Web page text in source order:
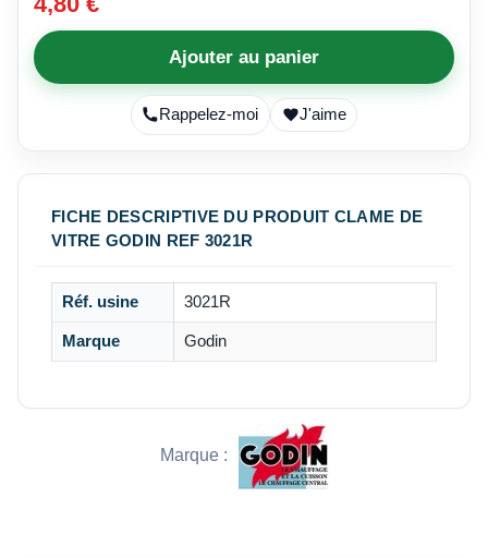
Ajouter au panier
Rappelez-moi J'aime
FICHE DESCRIPTIVE DU PRODUIT CLAME DE
VITRE GODIN REF 3021R
Réf. usine 3021R
Marque Godin
Marque :